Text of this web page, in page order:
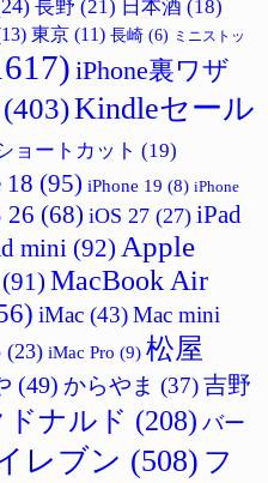
長野 (21) 日本酒 (18)
東京 (11) 長崎 (6) ミニストッ
iPhone裏ワザ
(403)Kindleセール
ョートカット (19)
18 (95) iPhone 19 (8) iPhone
26 (68) iOS 27 (27) iPad
mini (92) Apple
(91) MacBook Air
iMac (43)Mac mini
(23) iMac Pro (9) 松屋
(49) からやま (37)吉野
ドナルド (208) バー
レブン (508) フ